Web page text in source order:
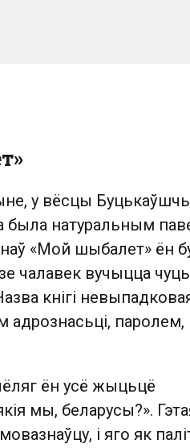
у вёсцы
была натуральным
«Мой шыбалет» ён
чалавек вучыцца
кнігі
паролем,
ён усё жыцьцё
мы, беларусы?».
і яго як